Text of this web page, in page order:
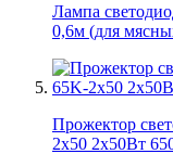
Лампа
0,6м (для
Прожектор
2х50 2х50Вт